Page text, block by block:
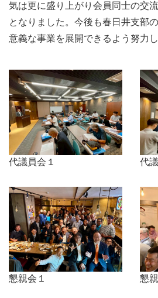
気は更に盛り上がり会員同士の交
となりました。今後も春日井支部
意義な事業を展開できるよう努力
代議員会１ 代
懇親会１ 懇